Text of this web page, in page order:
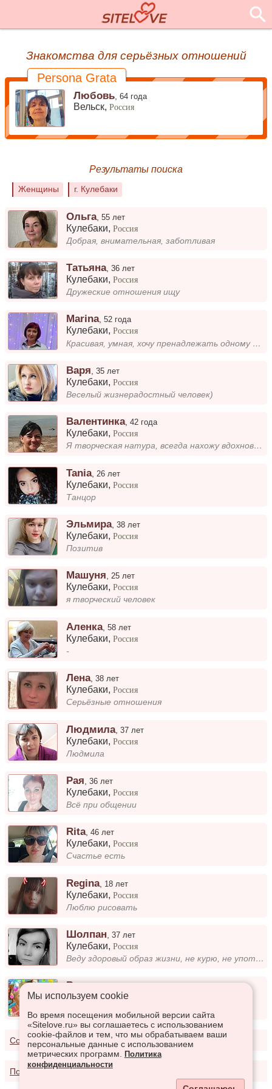
Знакомства для серьёзных отношений
Persona Grata
Любовь ,64 года
Вельск,Россия
Результаты поиска
Женщины г. Кулебаки
Ольга,55 лет
Кулебаки,Россия
Добрая, внимательная, заботливая
Татьяна,36 лет
Кулебаки,Россия
Дружеские отношения ищу
Marina,52 года
Кулебаки,Россия
Красивая, умная, хочу пренадлежать одному порядочному и верному.
Варя ,35 лет
Кулебаки,Россия
Веселый жизнерадостный человек)
Валентинка,42 года
Кулебаки,Россия
Я творческая натура, всегда нахожу вдохновение в новых впечатлениях и путешествиях. Для меня важно, чтобы рядом был чело...
Tania, 26 лет
Кулебаки,Россия
Танцор
Эльмира,38 лет
Кулебаки,Россия
Позитив
Машуня,25 лет
Кулебаки,Россия
я творческий человек
Аленка,58 лет
Кулебаки,Россия
-
Лена,38 лет
Кулебаки,Россия
Серьёзные отношения
Людмила,37 лет
Кулебаки,Россия
Людмила
Рая ,36 лет
Кулебаки,Россия
Всё при общении
Rita,46 лет
Кулебаки,Россия
Счастье есть
Regina, 18 лет
Кулебаки,Россия
Люблю рисовать
Шолпан ,37 лет
Кулебаки,Россия
Веду здоровый образ жизни, не курю, не употребляю алкоголь! Разве по праздникам только! Люблю детей! Из увлечений: люблю...
Валентина,
Кулебаки,Россия
Соглашение о предоставлении услуг
Политика конфиденциальности
Мы используем сookie
Во время посещения мобильной версии сайта
«Sitelove.ru» вы соглашаетесь с использованием
cookie-файлов и тем, что мы обрабатываем ваши
персональные данные с использованием
метрических программ.
Политика
конфиденциальности